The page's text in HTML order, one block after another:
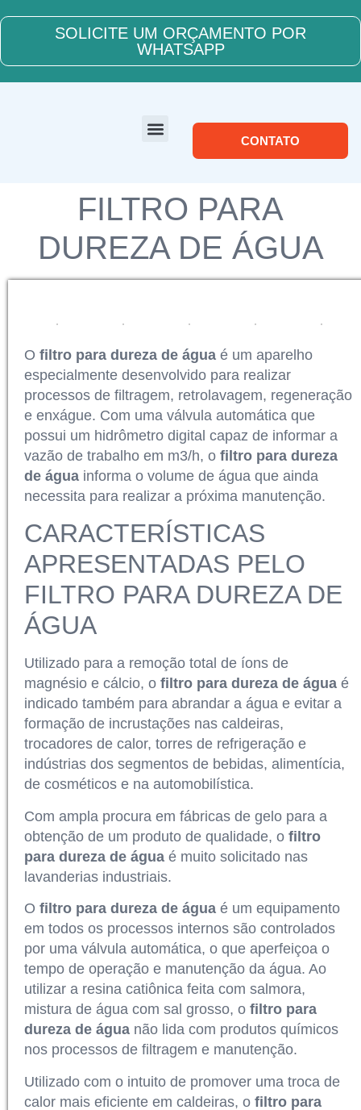
SOLICITE UM ORÇAMENTO POR
WHATSAPP
CONTATO
FILTRO PARA
DUREZA DE ÁGUA
O filtro para dureza de água é um aparelho
especialmente desenvolvido para realizar
processos de filtragem, retrolavagem, regeneração
e enxágue. Com uma válvula automática que
possui um hidrômetro digital capaz de informar a
vazão de trabalho em m3/h, o filtro para dureza
de água informa o volume de água que ainda
necessita para realizar a próxima manutenção.
CARACTERÍSTICAS
APRESENTADAS PELO
FILTRO PARA DUREZA DE
ÁGUA
Utilizado para a remoção total de íons de
magnésio e cálcio, o filtro para dureza de água é
indicado também para abrandar a água e evitar a
formação de incrustações nas caldeiras,
trocadores de calor, torres de refrigeração e
indústrias dos segmentos de bebidas, alimentícia,
de cosméticos e na automobilística.
Com ampla procura em fábricas de gelo para a
obtenção de um produto de qualidade, o filtro
para dureza de água é muito solicitado nas
lavanderias industriais.
O filtro para dureza de água é um equipamento
em todos os processos internos são controlados
por uma válvula automática, o que aperfeiçoa o
tempo de operação e manutenção da água. Ao
utilizar a resina catiônica feita com salmora,
mistura de água com sal grosso, o filtro para
dureza de água não lida com produtos químicos
nos processos de filtragem e manutenção.
Utilizado com o intuito de promover uma troca de
calor mais eficiente em caldeiras, o filtro para